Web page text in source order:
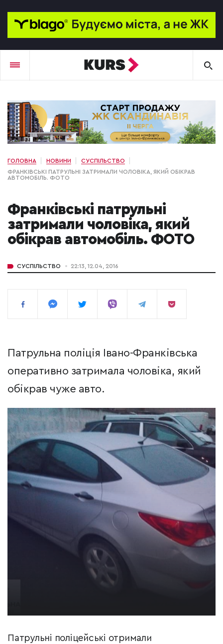
ГОЛОВНА НОВИНИ
СУСПІЛЬСТВО
ФРАНКІВСЬКІ ПАТРУЛЬНІ ЗАТРИМАЛИ ЧОЛОВІКА, ЯКИЙ ОБІКРАВ
АВТОМОБІЛЬ. ФОТО
Франківські патрульні
затримали чоловіка, який
обікрав автомобіль. ФОТО
СУСПІЛЬСТВО 22:13, 12.04, 2016
Патрульна поліція Івано-Франківська
оперативно затримала чоловіка, який
обікрав чуже авто.
Патрульні поліцейські отримали